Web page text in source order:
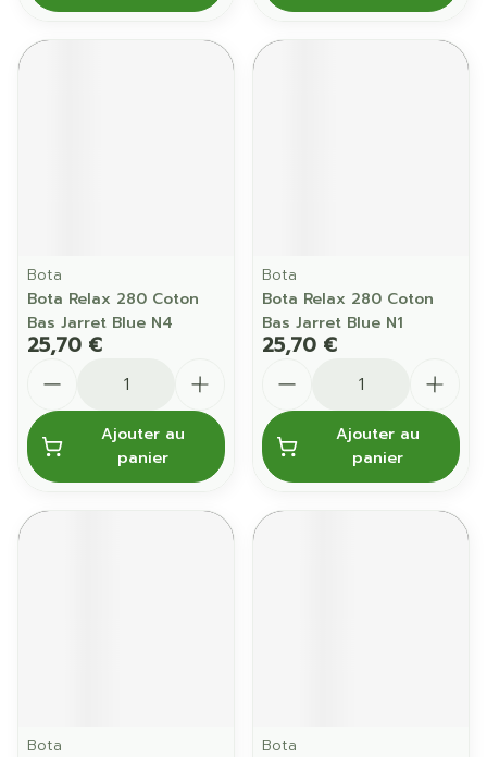
Bota
Bota Relax 280 Coton
Bas Jarret Blue N4
25,70 €
Ajouter au
panier
Bota
Bota Relax 280 Coton
Bas Jarret Blue N1
25,70 €
Ajouter au
panier
Bota
Bota